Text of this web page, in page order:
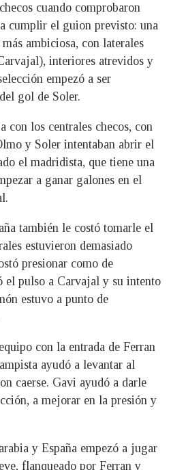
cuando comprobaron
cumplir el guion previsto: una
ambiciosa, con laterales
interiores atrevidos y
empezó a ser
gol de Soler.
con los centrales checos, con
y Soler intentaban abrir el
el madridista, que tiene una
a ganar galones en el
también le costó tomarle el
estuvieron demasiado
presionar como de
el pulso a Carvajal y su intento
estuvo a punto de
con la entrada de Ferran
ayudó a levantar al
caerse. Gavi ayudó a darle
a mejorar en la presión y
y España empezó a jugar
flanqueado por Ferran y